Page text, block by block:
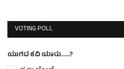
VOTING POLL
ಯುಗದ ಕವಿ ಯಾರು......?